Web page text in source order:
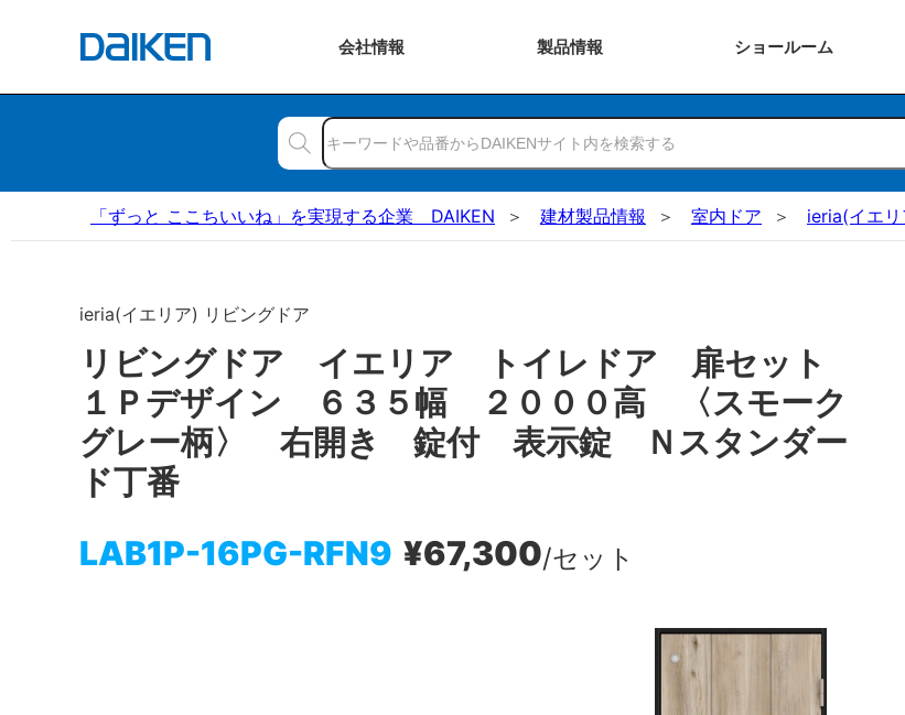
会社情報 製品情報 ショールーム
「ずっと ここちいいね」を実現する企業 DAIKEN 建材製品情報 室内ドア ieria(イエ
ieria(イエリア) リビングドア
リビングドア イエリア トイレドア 扉セット
１Ｐデザイン ６３５幅 ２０００高 〈スモーク
グレー柄〉 右開き 錠付 表示錠 Ｎスタンダー
ド丁番
LAB1P-16PG-RFN9 ¥67,300/セット